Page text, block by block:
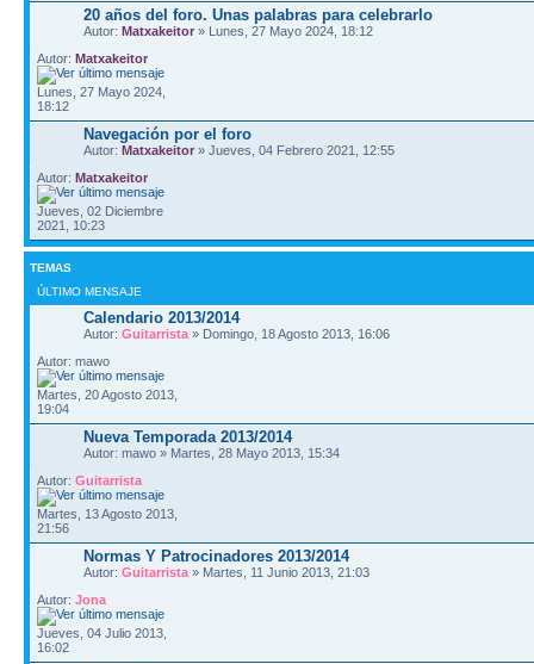
20 años del foro. Unas palabras para celebrarlo
Autor: Matxakeitor » Lunes, 27 Mayo 2024, 18:12
Autor: Matxakeitor
Lunes, 27 Mayo 2024,
18:12
Navegación por el foro
Autor: Matxakeitor » Jueves, 04 Febrero 2021, 12:55
Autor: Matxakeitor
Jueves, 02 Diciembre
2021, 10:23
TEMAS
ÚLTIMO MENSAJE
Calendario 2013/2014
Autor: Guitarrista » Domingo, 18 Agosto 2013, 16:06
Autor: mawo
Martes, 20 Agosto 2013,
19:04
Nueva Temporada 2013/2014
Autor: mawo » Martes, 28 Mayo 2013, 15:34
Autor: Guitarrista
Martes, 13 Agosto 2013,
21:56
Normas Y Patrocinadores 2013/2014
Autor: Guitarrista » Martes, 11 Junio 2013, 21:03
Autor: Jona
Jueves, 04 Julio 2013,
16:02